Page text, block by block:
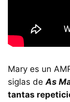
Mary es un
siglas deAs
tantas